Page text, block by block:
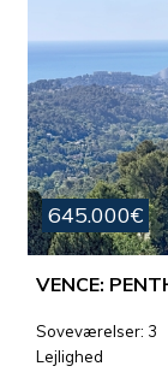
645.000€
Soveværelser: 3
Lejlighed